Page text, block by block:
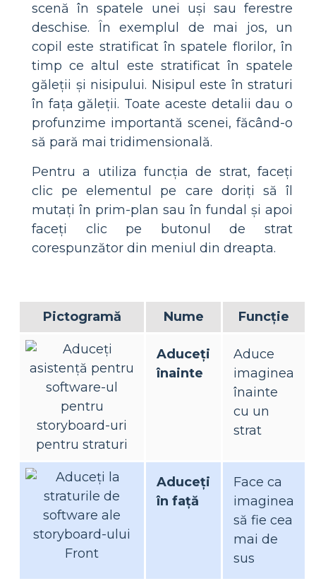
scenă în spatele unei uși sau ferestre
deschise. În exemplul de mai jos, un
copil este stratificat în spatele florilor, în
timp ce altul este stratificat în spatele
găleții și nisipului. Nisipul este în straturi
în fața găleții. Toate aceste detalii dau o
profunzime importantă scenei, făcând-o
să pară mai tridimensională.
Pentru a utiliza funcția de strat, faceți
clic pe elementul pe care doriți să îl
mutați în prim-plan sau în fundal și apoi
faceți clic pe butonul de strat
corespunzător din meniul din dreapta.
Pictogramă Nume Funcţie
Aduceți
înainte
Aduce
imaginea
înainte
cu un
strat
Aduceți
în față
Face ca
imaginea
să fie cea
mai de
sus